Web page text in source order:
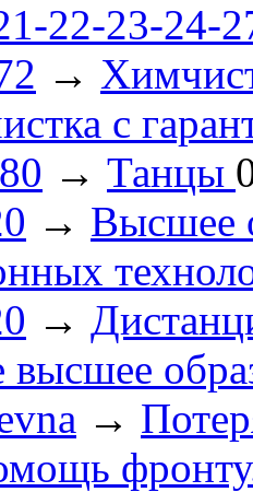
22-23-24-
→
с
→ Танцы
→ Высшее
→
высшее
→